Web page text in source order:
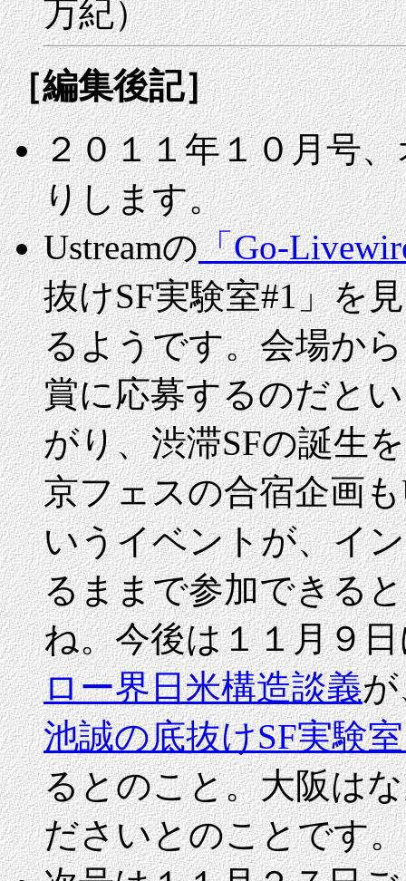
万紀）
［編集後記］
２０１１年１０月号
りします。
Ustreamの「Go-
抜けSF実験室#1」を
るようです。会場か
賞に応募するのだと
がり、渋滞SFの誕生
京フェスの合宿企画
いうイベントが、イ
るままで参加できる
ね。今後は１１月９
ロー界日米構造談義が
池誠の底抜けSF実験
るとのこと。大阪は
ださいとのことです。